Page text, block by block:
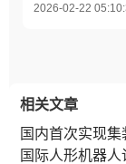
2026-02-22
相关文章
国内首次实现
国际人形机器